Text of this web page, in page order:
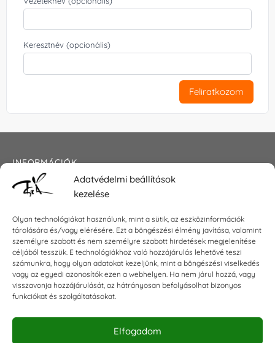
Adatvédelmi beállítások
kezelése
Olyan technológiákat használunk, mint a sütik, az eszközinformációk
tárolására és/vagy elérésére. Ezt a böngészési élmény javítása, valamint
személyre szabott és nem személyre szabott hirdetések megjelenítése
céljából tesszük. E technológiákhoz való hozzájárulás lehetővé teszi
számunkra, hogy olyan adatokat kezeljünk, mint a böngészési viselkedés
vagy az egyedi azonosítók ezen a webhelyen. Ha nem járul hozzá, vagy
visszavonja hozzájárulását, az hátrányosan befolyásolhat bizonyos
funkciókat és szolgáltatásokat.
Elfogadom
Keresztnév (opcionális)
Feliratkozom
INFORMÁCIÓK
Általános szerződési feltételek
Impresszum
KAPCSOLAT
E-mail:shop@torokszilvi.com
Telefon: +36 30 6767872